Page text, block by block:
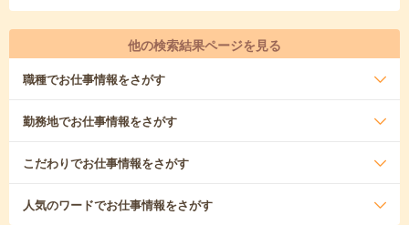
他の検索結果ページを見る
職種でお仕事情報をさがす
勤務地でお仕事情報をさがす
こだわりでお仕事情報をさがす
人気のワードでお仕事情報をさがす